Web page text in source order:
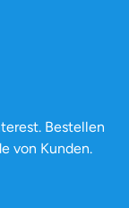
Bestellen
von Kunden.